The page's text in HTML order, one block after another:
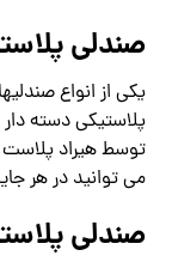
صندلی
یکی از انواع
پلاستیکی دسته
توسط هیراد
می توانید در هر
صندلی